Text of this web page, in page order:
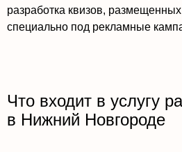
разработка квизов,
специально под рекламные
Что входит в услугу
в Нижний Новгороде